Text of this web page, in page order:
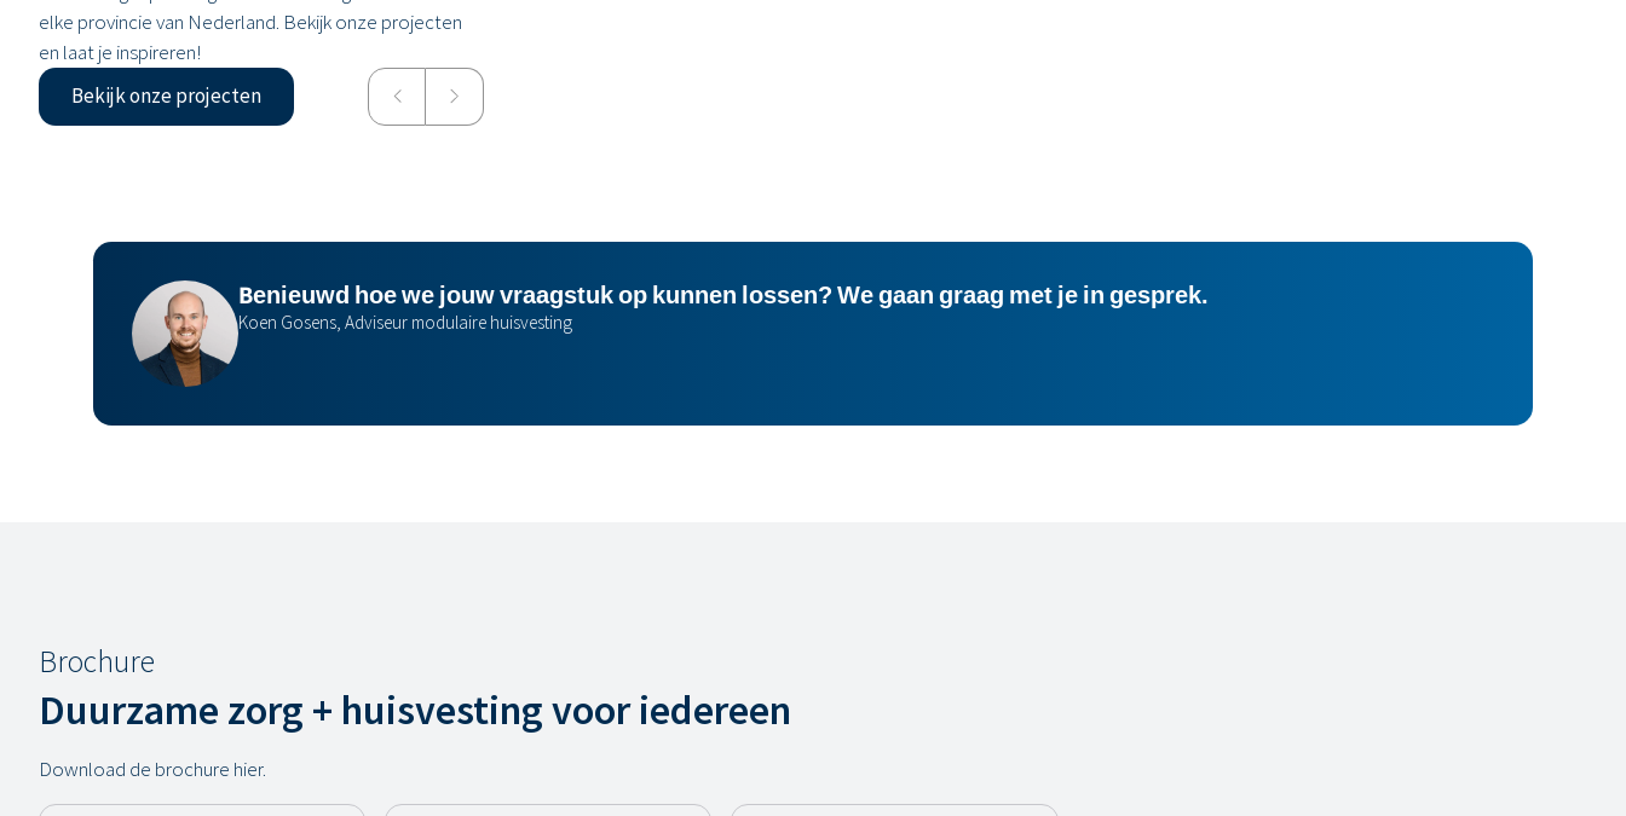
elke provincie van Nederland. Bekijk onze projecten
en laat je inspireren!
Bekijk onze projecten
Benieuwd hoe we jouw vraagstuk op kunnen lossen? We gaan graag met je in gesprek.
Koen Gosens, Adviseur modulaire huisvesting
Brochure
Duurzame zorg + huisvesting voor iedereen
Download de brochure hier.